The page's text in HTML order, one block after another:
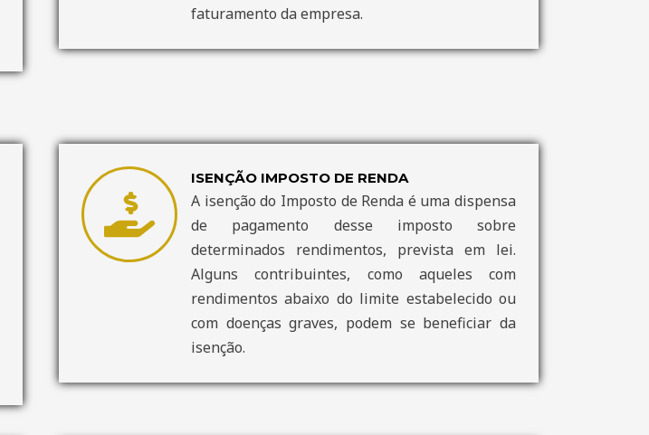
faturamento da empresa.
ISENÇÃO IMPOSTO DE RENDA
A isenção do Imposto de Renda é uma dispensa
de pagamento desse imposto sobre
determinados rendimentos, prevista em lei.
Alguns contribuintes, como aqueles com
rendimentos abaixo do limite estabelecido ou
com doenças graves, podem se beneficiar da
isenção.